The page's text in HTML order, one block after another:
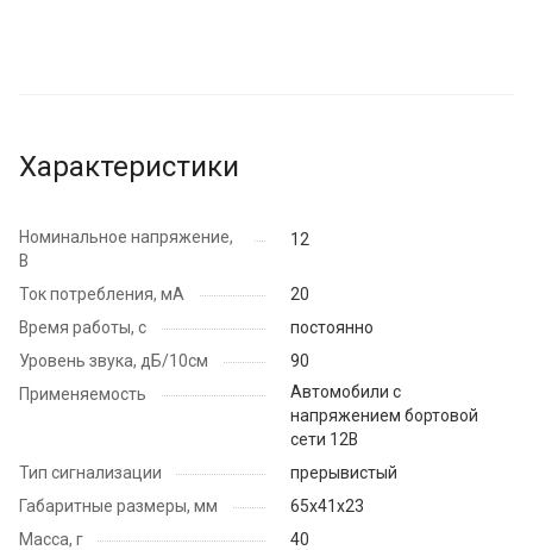
Характеристики
Номинальное напряжение,
В
12
Ток потребления, мА
20
Время работы, с
постоянно
Уровень звука, дБ/10см
90
Применяемость
Автомобили с
напряжением бортовой
сети 12В
Тип сигнализации
прерывистый
Габаритные размеры, мм
65х41х23
Масса, г
40